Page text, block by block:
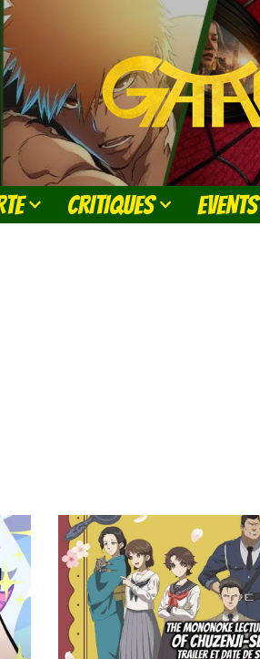
CRITIQUES EVENTS